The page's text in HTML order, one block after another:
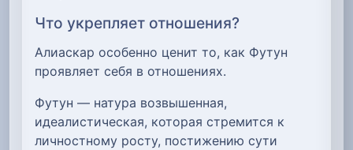
Что укрепляет отношения?
Алиаскар особенно ценит то, как Футун
проявляет себя в отношениях.
Футун — натура возвышенная,
идеалистическая, которая стремится к
личностному росту, постижению сути